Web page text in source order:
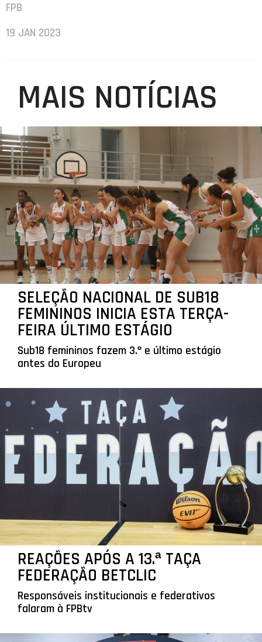
FPB
19 JAN 2023
MAIS NOTÍCIAS
SELEÇÃO NACIONAL DE SUB18
FEMININOS INICIA ESTA TERÇA-
FEIRA ÚLTIMO ESTÁGIO
Sub18 femininos fazem 3.º e último estágio
antes do Europeu
REAÇÕES APÓS A 13.ª TAÇA
FEDERAÇÃO BETCLIC
Responsáveis institucionais e federativos
falaram à FPBtv